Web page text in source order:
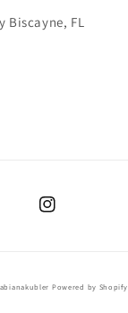
Biscayne, FL
Instagram
Powered by Shopify